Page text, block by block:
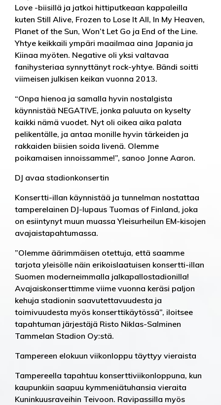
Love -biisillä ja jatkoi hittiputkeaan kappaleilla
kuten Still Alive, Frozen to Lose It All, In My Heaven,
Planet of the Sun, Won’t Let Go ja End of the Line.
Yhtye keikkaili ympäri maailmaa aina Japania ja
Kiinaa myöten. Negative oli yksi valtavaa
fanihysteriaa synnyttänyt rock-yhtye. Bändi soitti
viimeisen julkisen keikan vuonna 2013.
“Onpa hienoa ja samalla hyvin nostalgista
käynnistää NEGATIVE, jonka paluuta on kyselty
kaikki nämä vuodet. Nyt oli oikea aika palata
pelikentälle, ja antaa monille hyvin tärkeiden ja
rakkaiden biisien soida livenä. Olemme
poikamaisen innoissamme!”, sanoo Jonne Aaron.
DJ avaa stadionkonsertin
Konsertti-illan käynnistää ja tunnelman nostattaa
tamperelainen DJ-lupaus Tuomas of Finland, joka
on esiintynyt muun muassa Yleisurheilun EM-kisojen
avajaistapahtumassa.
”Olemme äärimmäisen otettuja, että saamme
tarjota yleisölle näin erikoislaatuisen konsertti-illan
Suomen moderneimmalla jalkapallostadionilla!
Avajaiskonserttimme viime vuonna keräsi paljon
kehuja stadionin saavutettavuudesta ja
toimivuudesta myös konserttikäytössä”, iloitsee
tapahtuman järjestäjä Risto Niklas-Salminen
Tammelan Stadion Oy:stä.
Tampereen elokuun viikonloppu täyttyy vieraista
Tampereella tapahtuu konserttiviikonloppuna, kun
kaupunkiin saapuu kymmeniätuhansia vieraita
Kuninkuusraveihin Teivoon. Ravipassilla myös